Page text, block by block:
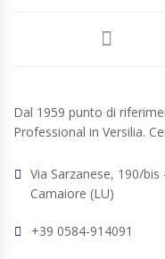
Dal 1959 punto di
Professional in Versilia.
Via Sarzanese, 190/
Camaiore (LU)
+39 0584-914091